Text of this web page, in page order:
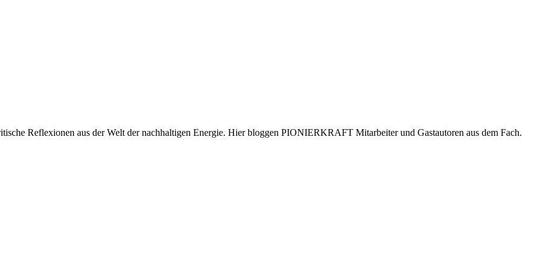
Reflexionen aus der Welt der nachhaltigen Energie. Hier bloggen PIONIERKRAFT Mitarbeiter und Gastautoren aus dem Fach.